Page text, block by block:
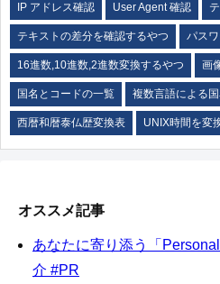
IP アドレス確認 User Agent 確認
テキストの差分を確認するやつ パス
16進数,10進数,2進数変換するやつ 画
国名とコードの一覧 複数言語による
西暦和暦泰仏歴変換表 UNIX時間を変
オススメ記事
あなたに寄り添う「
介 #PR